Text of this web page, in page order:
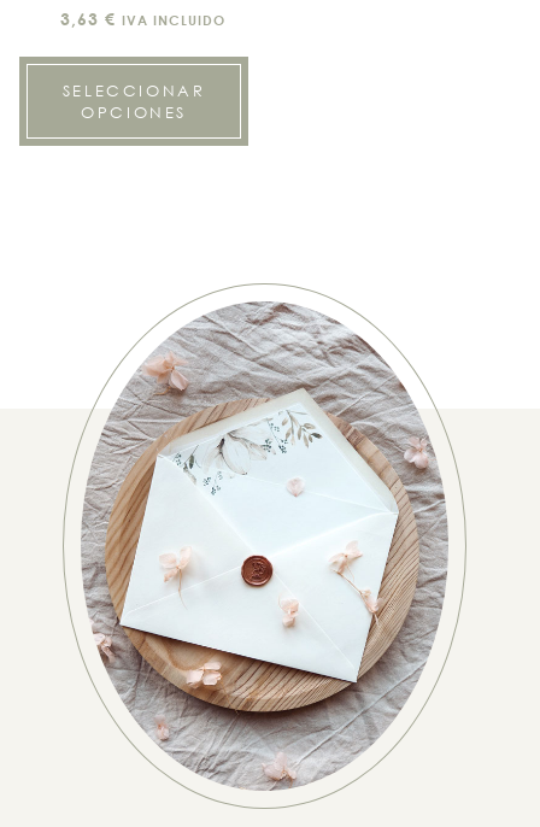
3,63 € IVA INCLUIDO
SELECCIONAR
OPCIONES